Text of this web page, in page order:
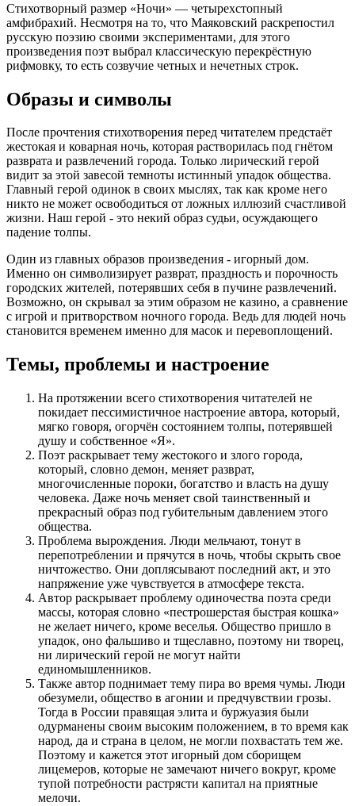
Стихотворный размер «Ночи» — четырехстопный
амфибрахий. Несмотря на то, что Маяковский раскрепостил
русскую поэзию своими экспериментами, для этого
произведения поэт выбрал классическую перекрёстную
рифмовку, то есть созвучие четных и нечетных строк.
Образы и символы
После прочтения стихотворения перед читателем предстаёт
жестокая и коварная ночь, которая растворилась под гнётом
разврата и развлечений города. Только лирический герой
видит за этой завесой темноты истинный упадок общества.
Главный герой одинок в своих мыслях, так как кроме него
никто не может освободиться от ложных иллюзий счастливой
жизни. Наш герой - это некий образ судьи, осуждающего
падение толпы.
Один из главных образов произведения - игорный дом.
Именно он символизирует разврат, праздность и порочность
городских жителей, потерявших себя в пучине развлечений.
Возможно, он скрывал за этим образом не казино, а сравнение
с игрой и притворством ночного города. Ведь для людей ночь
становится временем именно для масок и перевоплощений.
Темы, проблемы и настроение
На протяжении всего стихотворения читателей не
покидает пессимистичное настроение автора, который,
мягко говоря, огорчён состоянием толпы, потерявшей
душу и собственное «Я».
Поэт раскрывает тему жестокого и злого города,
который, словно демон, меняет разврат,
многочисленные пороки, богатство и власть на душу
человека. Даже ночь меняет свой таинственный и
прекрасный образ под губительным давлением этого
общества.
Проблема вырождения. Люди мельчают, тонут в
перепотреблении и прячутся в ночь, чтобы скрыть свое
ничтожество. Они доплясывают последний акт, и это
напряжение уже чувствуется в атмосфере текста.
Автор раскрывает проблему одиночества поэта среди
массы, которая словно «пестрошерстая быстрая кошка»
не желает ничего, кроме веселья. Общество пришло в
упадок, оно фальшиво и тщеславно, поэтому ни творец,
ни лирический герой не могут найти
единомышленников.
Также автор поднимает тему пира во время чумы. Люди
обезумели, общество в агонии и предчувствии грозы.
Тогда в России правящая элита и буржуазия были
одурманены своим высоким положением, в то время как
народ, да и страна в целом, не могли похвастать тем же.
Поэтому и кажется этот игорный дом сборищем
лицемеров, которые не замечают ничего вокруг, кроме
тупой потребности растрясти капитал на приятные
мелочи.